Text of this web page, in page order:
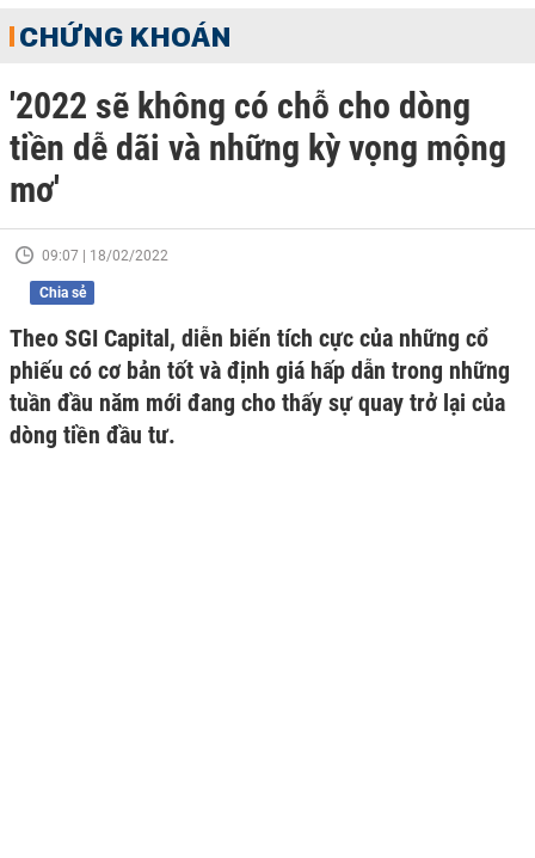
CHỨNG KHOÁN
'2022 sẽ không có chỗ cho dòng
tiền dễ dãi và những kỳ vọng mộng
mơ'
09:07 | 18/02/2022
Chia sẻ
Theo SGI Capital, diễn biến tích cực của những cổ
phiếu có cơ bản tốt và định giá hấp dẫn trong những
tuần đầu năm mới đang cho thấy sự quay trở lại của
dòng tiền đầu tư.